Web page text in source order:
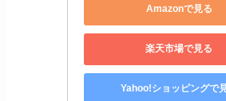
Amazonで見る
楽天市場で見る
Yahoo!ショッピングで